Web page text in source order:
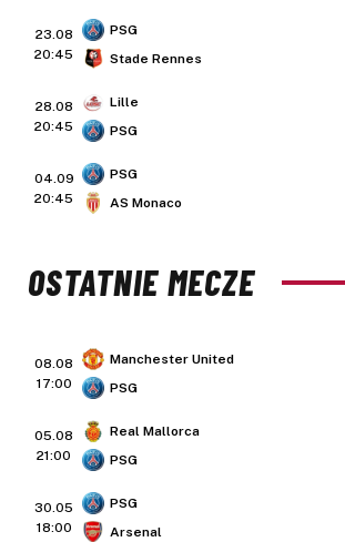
23.08
20:45
PSG
Stade Rennes
28.08
20:45
Lille
PSG
04.09
20:45
PSG
AS Monaco
OSTATNIE MECZE
08.08
17:00
Manchester United
PSG
05.08
21:00
Real Mallorca
PSG
30.05
18:00
PSG
Arsenal